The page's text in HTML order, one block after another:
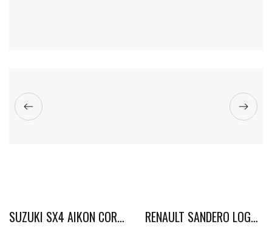
SUZUKI SX4 AIKON CORE C/ CARPLAY RENAULT SANDERO LOGAN ( 2012 A 2014 ) AIKON CORE C/ CARPLAY